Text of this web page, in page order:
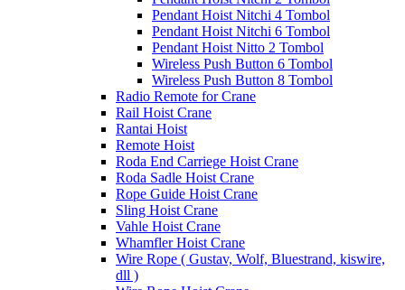
Pendant Hoist Nitchi 4 Tombol
Pendant Hoist Nitchi 6 Tombol
Pendant Hoist Nitto 2 Tombol
Wireless Push Button 6 Tombol
Wireless Push Button 8 Tombol
Radio Remote for Crane
Rail Hoist Crane
Rantai Hoist
Remote Hoist
Roda End Carriege Hoist Crane
Roda Sadle Hoist Crane
Rope Guide Hoist Crane
Sling Hoist Crane
Vahle Hoist Crane
Whamfler Hoist Crane
Wire Rope ( Gustav, Wolf, Bluestrand, kiswire,
dll )